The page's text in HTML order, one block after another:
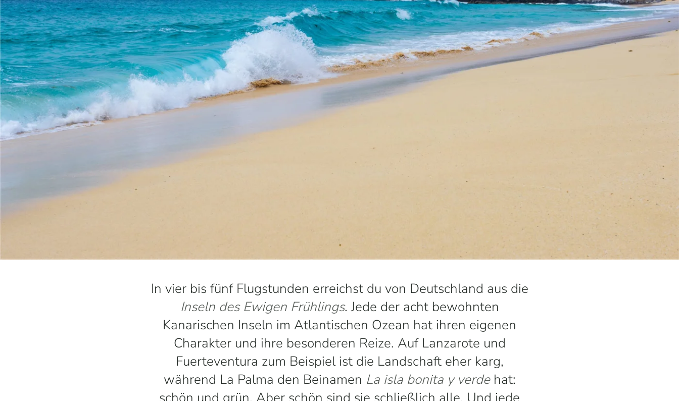
In vier bis fünf Flugstunden erreichst du von Deutschland aus die
Inseln des Ewigen Frühlings. Jede der acht bewohnten
Kanarischen Inseln im Atlantischen Ozean hat ihren eigenen
Charakter und ihre besonderen Reize. Auf Lanzarote und
Fuerteventura zum Beispiel ist die Landschaft eher karg,
während La Palma den Beinamen La isla bonita y verdehat: